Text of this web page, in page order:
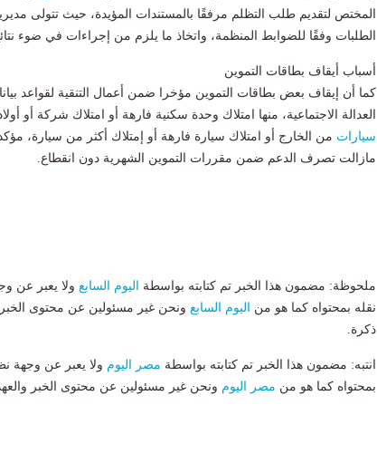
المختص لتقديم طلب التظلم مرفقًا بالمستندات المؤيدة، حيث تتولى
الطلبات وفقًا للضوابط المنظمة، واتخاذ ما يلزم من إجراءات في ضوء
أسباب أيقاف بطاقات التموين
كما أن إيقاف بعض بطاقات التموين مؤخرا ضمن أعمال التنقية لقواعد
العدالة الاجتماعية، منها امتلاك وحدة سكنية فارهة أو امتلاك شركة أو
سيارات من الخارج أو امتلاك سيارة فارهة أو إمتلاك أكثر من سيارة،
مازالت تصرف الدعم ضمن مقررات التموين الشهرية دون انقطاع.
ملحوظة: مضمون هذا الخبر تم كتابته بواسطة اليوم السابع ولا يعبر عن
نقله بمحتواه كما هو من
اليوم السابع ونحن غير مسئولين عن محتوى
ذكرة.
انتبه: مضمون هذا الخبر تم كتابته بواسطة مصر اليوم ولا يعبر عن وجهة
بمحتواه كما هو من مصر اليوم ونحن غير مسئولين عن محتوى الخبر